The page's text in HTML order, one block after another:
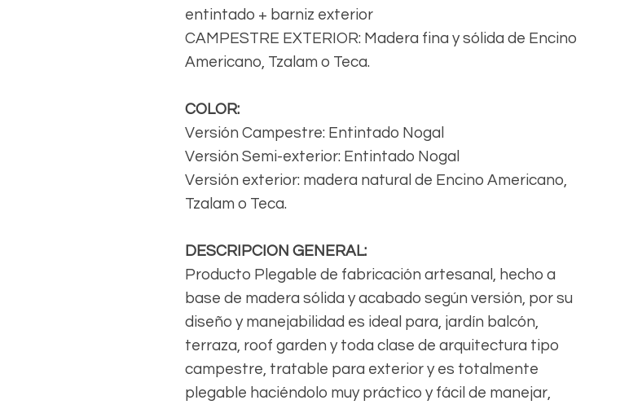
entintado + barniz exterior
CAMPESTRE EXTERIOR: Madera fina y sólida de Encino
Americano, Tzalam o Teca.
COLOR:
Versión Campestre: Entintado Nogal
Versión Semi-exterior: Entintado Nogal
Versión exterior: madera natural de Encino Americano,
Tzalam o Teca.
DESCRIPCION GENERAL:
Producto Plegable de fabricación artesanal, hecho a
base de madera sólida y acabado según versión, por su
diseño y manejabilidad es ideal para, jardín balcón,
terraza, roof garden y toda clase de arquitectura tipo
campestre, tratable para exterior y es totalmente
plegable haciéndolo muy práctico y fácil de manejar,